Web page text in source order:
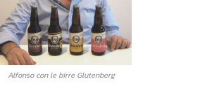
Alfonso con le birre Glutenberg